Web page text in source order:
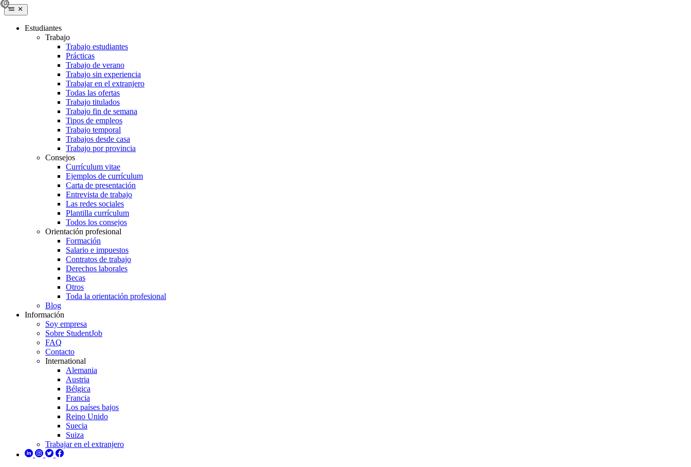
Estudiantes
Trabajo
Trabajo estudiantes
Prácticas
Trabajo de verano
Trabajo sin experiencia
Trabajar en el extranjero
Todas las ofertas
Trabajo titulados
Trabajo fin de semana
Tipos de empleos
Trabajo temporal
Trabajos desde casa
Trabajo por provincia
Consejos
Currículum vitae
Ejemplos de currículum
Carta de presentación
Entrevista de trabajo
Las redes sociales
Plantilla currículum
Todos los consejos
Orientación profesional
Formación
Salario e impuestos
Contratos de trabajo
Derechos laborales
Becas
Otros
Toda la orientación profesional
Blog
Información
Soy empresa
Sobre StudentJob
FAQ
Contacto
International
Alemania
Austria
Bélgica
Francia
Los países bajos
Reino Unido
Suecia
Suiza
Trabajar en el extranjero